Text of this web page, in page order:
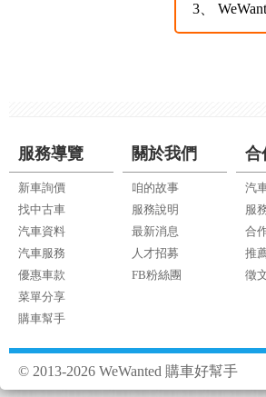
3、
服務導覽
新車詢價
找中古車
汽車資料
汽車服務
優惠車款
菜單分享
購車幫手
關於我們
咱的故事
服務說明
最新消息
人才招募
FB粉絲團
合
汽
服
合
推
徵
© 2013-2026 WeWanted 購車好幫手